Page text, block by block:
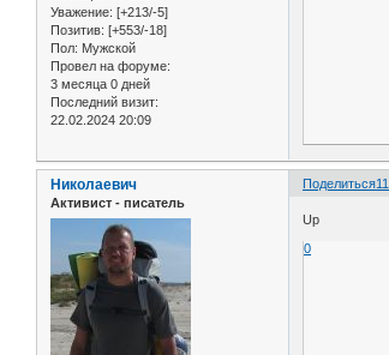
Уважение: [+213/-5]
Позитив: [+553/-18]
Пол: Мужской
Провел на форуме:
3 месяца 0 дней
Последний визит:
22.02.2024 20:09
Поделиться
Николаевич
Активист - писатель
Up
0